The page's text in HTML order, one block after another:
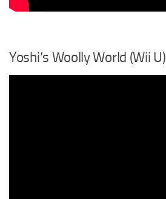
Yoshi’s Woolly World (Wii U)